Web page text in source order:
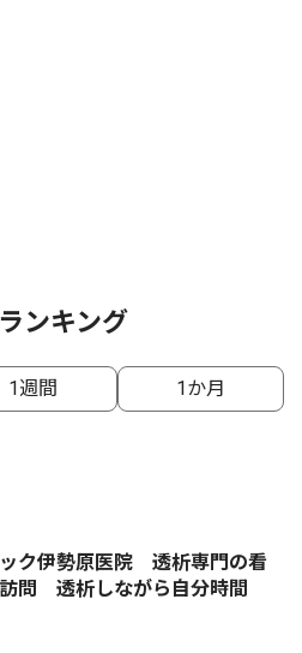
ンキング
1週間 1か月
ク伊勢原医院 透析専門の看
問 透析しながら自分時間